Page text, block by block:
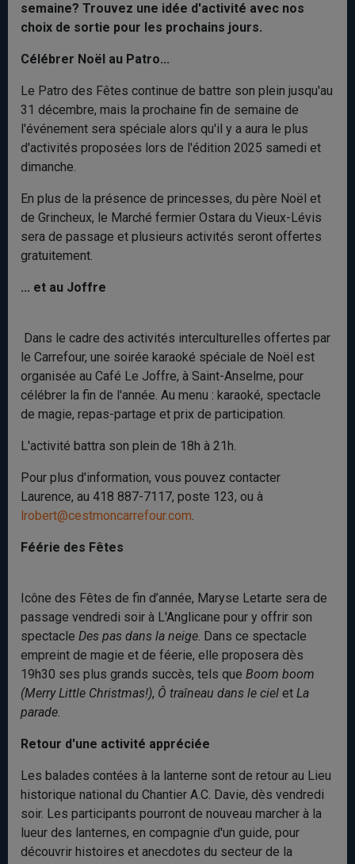
semaine? Trouvez une idée d'activité avec nos
choix de sortie pour les prochains jours.
Célébrer Noël au Patro...
Le Patro des Fêtes continue de battre son plein jusqu'au
31 décembre, mais la prochaine fin de semaine de
l'événement sera spéciale alors qu'il y a aura le plus
d'activités proposées lors de l'édition 2025 samedi et
dimanche.
En plus de la présence de princesses, du père Noël et
de Grincheux, le Marché fermier Ostara du Vieux-Lévis
sera de passage et plusieurs activités seront offertes
gratuitement.
... et au Joffre
Dans le cadre des activités interculturelles offertes par
le Carrefour, une soirée karaoké spéciale de Noël est
organisée au Café Le Joffre, à Saint-Anselme, pour
célébrer la fin de l'année. Au menu : karaoké, spectacle
de magie, repas-partage et prix de participation.
L'activité battra son plein de 18h à 21h.
Pour plus d'information, vous pouvez contacter
Laurence, au 418 887-7117, poste 123, ou à
lrobert@cestmoncarrefour.com.
Féérie des Fêtes
Icône des Fêtes de fin d’année, Maryse Letarte sera de
passage vendredi soir à L'Anglicane pour y offrir son
spectacle Des pas dans la neige. Dans ce spectacle
empreint de magie et de féerie, elle proposera dès
19h30 ses plus grands succès, tels que Boom boom
(Merry Little Christmas!), Ô traîneau dans le ciel et La
parade.
Retour d'une activité appréciée
Les balades contées à la lanterne sont de retour au Lieu
historique national du Chantier A.C. Davie, dès vendredi
soir. Les participants pourront de nouveau marcher à la
lueur des lanternes, en compagnie d'un guide, pour
découvrir histoires et anecdotes du secteur de la